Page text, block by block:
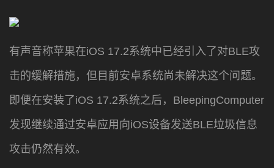
有声音称苹果在iOS 17.2系统中已经引入了对BLE攻
击的缓解措施，但目前安卓系统尚未解决这个问题。
即便在安装了iOS 17.2系统之后，BleepingComputer
发现继续通过安卓应用向iOS设备发送BLE垃圾信息
攻击仍然有效。